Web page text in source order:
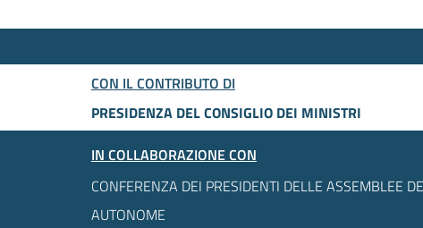
CON IL CONTRIBUTO DI
PRESIDENZA DEL CONSIGLIO DEI MINISTRI
IN COLLABORAZIONE CON
CONFERENZA DEI PRESIDENTI DELLE ASSEMBLEE
AUTONOME